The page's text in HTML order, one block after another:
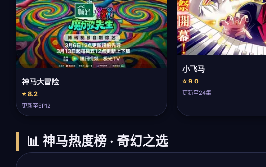
神马大冒险
⭐ 8.2
更新至EP12
小飞马
⭐ 9.0
更新至24集
📊 神马热度榜 · 奇幻之选